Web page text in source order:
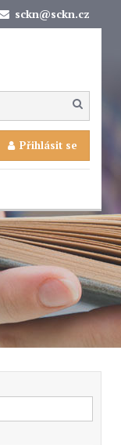
sckn@sckn.cz
Přihlásit se